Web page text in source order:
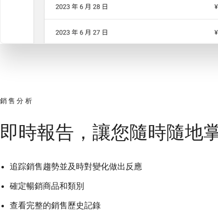
銷售分析
即時報告，讓您隨時隨地
追踪銷售趨勢並及時對變化做出反應
確定暢銷商品和類別
查看完整的銷售歷史記錄